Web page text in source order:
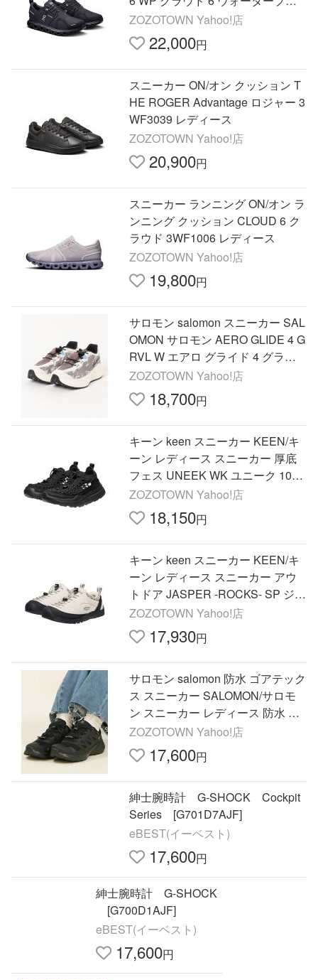
ーフ 3WF10051043 レディース
ZOZOTOWN Yahoo!店
22,000円
スニーカー ON/オン クッション T
HE ROGER Advantage ロジャー 3
WF3039 レディース
ZOZOTOWN Yahoo!店
20,900円
スニーカー ランニング ON/オン ラ
ンニング クッション CLOUD 6 ク
ラウド 3WF1006 レディース
ZOZOTOWN Yahoo!店
19,800円
サロモン salomon スニーカー SAL
OMON サロモン AERO GLIDE 4 G
RVL W エアロ グライド 4 グライ
ド L49175500 レディース
ZOZOTOWN Yahoo!店
18,700円
キーン keen スニーカー KEEN/キ
ーン レディース スニーカー 厚底
フェス UNEEK WK ユニーク 1030
269 レディース
ZOZOTOWN Yahoo!店
18,150円
キーン keen スニーカー KEEN/キ
ーン レディース スニーカー アウ
トドア JASPER -ROCKS- SP ジャ
スパー ロックス 1029737 レディ
ース
ZOZOTOWN Yahoo!店
17,930円
サロモン salomon 防水 ゴアテック
ス スニーカー SALOMON/サロモ
ン スニーカー レディース 防水 ゴ
アテックス X-ADVENTURE GTX
W エックス アドベンチャー…
ZOZOTOWN Yahoo!店
17,600円
紳士腕時計 G-SHOCK Cockpit
Series [G701D7AJF]
eBEST(イーベスト)
17,600円
紳士腕時計 G-SHOCK
[G700D1AJF]
eBEST(イーベスト)
17,600円